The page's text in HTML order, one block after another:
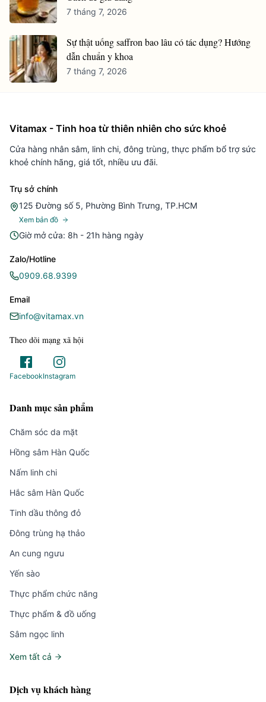
7 tháng 7, 2026
Sự thật uống saffron bao lâu có tác dụng? Hướng
dẫn chuẩn y khoa
7 tháng 7, 2026
Vitamax - Tinh hoa từ thiên nhiên cho sức khoẻ
Cửa hàng nhân sâm, linh chi, đông trùng, thực phẩm bổ trợ sức
khoẻ chính hãng, giá tốt, nhiều ưu đãi.
Trụ sở chính
125 Đường số 5, Phường Bình Trưng, TP.HCM
Xem bản đồ
Giờ mở cửa: 8h - 21h hàng ngày
Zalo/Hotline
0909.68.9399
Email
info@vitamax.vn
Theo dõi mạng xã hội
FacebookInstagram
Danh mục sản phẩm
Chăm sóc da mặt
Hồng sâm Hàn Quốc
Nấm linh chi
Hắc sâm Hàn Quốc
Tinh dầu thông đỏ
Đông trùng hạ thảo
An cung ngưu
Yến sào
Thực phẩm chức năng
Thực phẩm & đồ uống
Sâm ngọc linh
Xem tất cả
Dịch vụ khách hàng